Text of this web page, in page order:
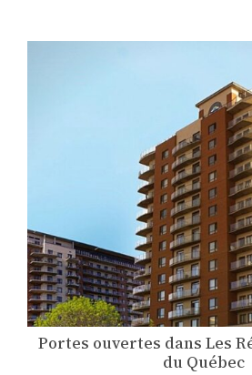
Portes ouvertes dans Les
du Québec